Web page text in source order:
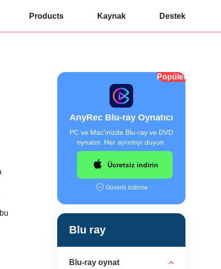
Products Kaynak Destek
Popüler
AnyRec Blu-ray Oynatıcı
PC ve Mac'inizde Blu-ray ve DVD
oynatın. Her ayrıntıyı duyun.
Ücretsiz indirin
Güvenli indirme
Blu ray
Blu-ray oynat